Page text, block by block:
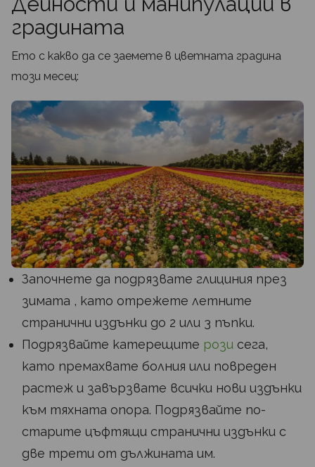
градината
Ето с какво да се заемете в цветната градина
този месец:
Започнете да подрязвате глициния през
зимата , като отрежете летните
странични издънки до 2 или 3 пъпки.
Подрязвайте катерещите рози сега,
като премахвате болния или повреден
растеж и завързвате всички нови издънки
към тяхната опора. Подрязвайте по-
старите цъфтящи странични издънки с
две трети от дължината им.